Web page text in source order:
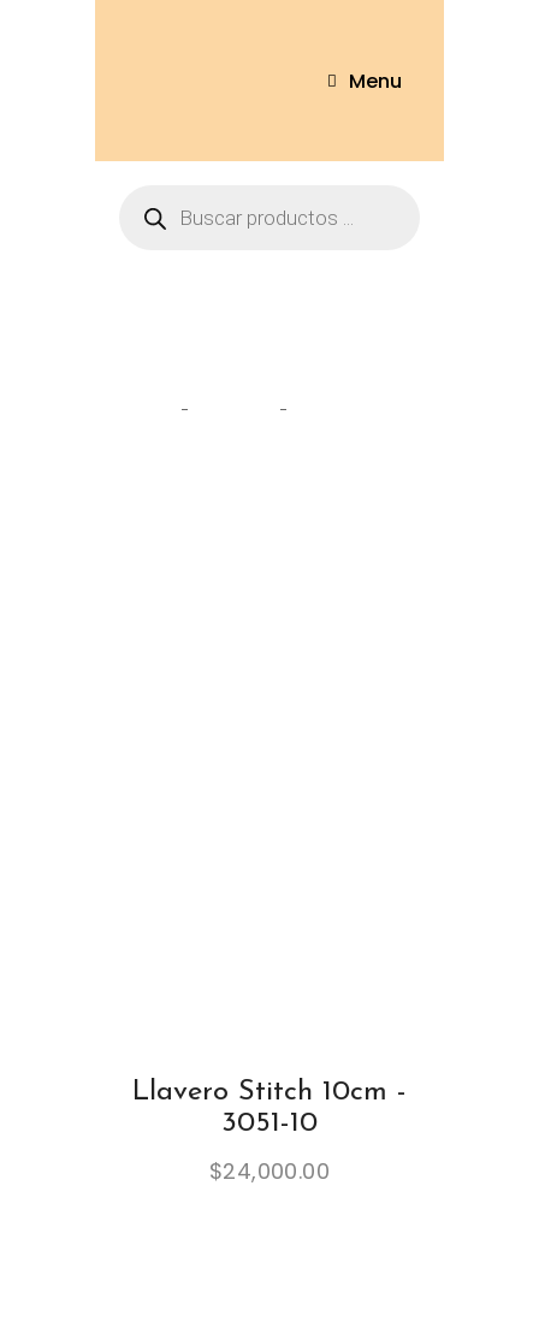
Menu
Llavero Stitch 10cm -
3051-10
$24,000.00